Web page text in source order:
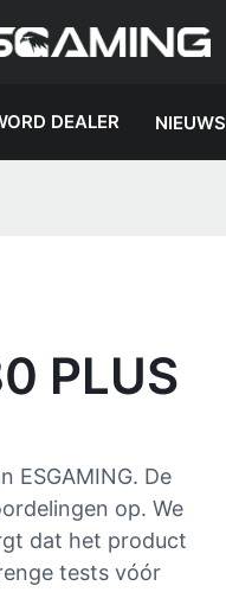
DEALER NIEUWS
PLUS
ESGAMING. De
op. We
dat het product
tests vóór